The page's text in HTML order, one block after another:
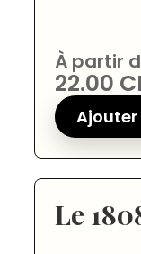
À partir
22.00
Le